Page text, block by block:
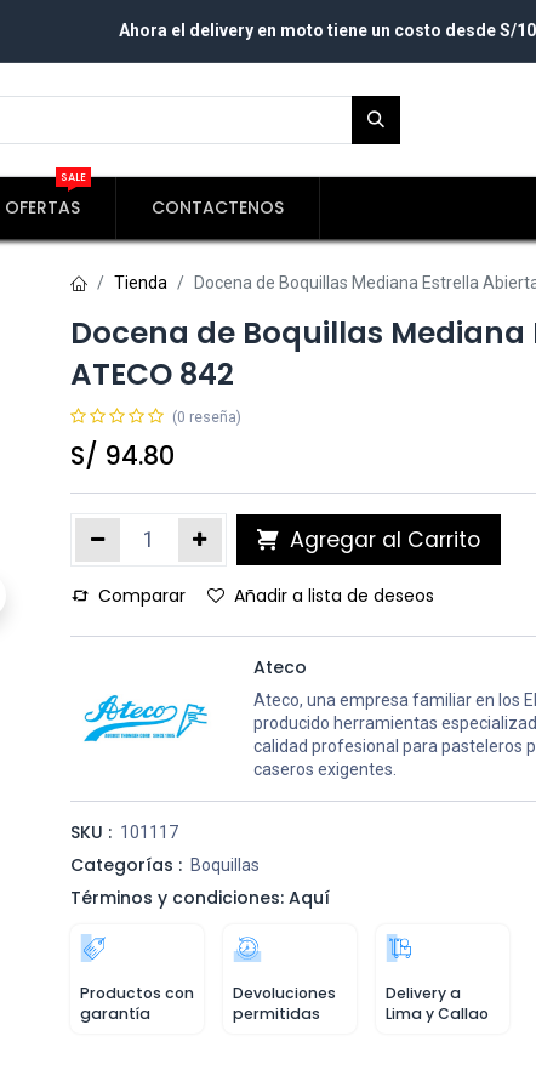
Ahora el delivery en moto tiene un costo desde S/
OFERTAS
SALE
CONTACTENOS
Tienda Docena de Boquillas Mediana Estrella
Docena de Boquillas Mediana
ATECO 842
(0 reseña)
S/ 94.80
Agregar al Carrito
Comparar Añadir a lista de deseos
Ateco
Ateco, una empresa familiar en los
producido herramientas
calidad profesional para pasteleros
caseros exigentes.
SKU : 101117
Categorías : Boquillas
Términos y condiciones: Aquí
Productos con
garantía
Devoluciones
permitidas
Delivery a
Lima y Callao